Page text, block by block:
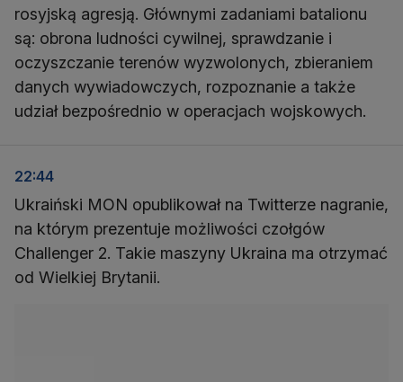
rosyjską agresją. Głównymi zadaniami batalionu
są: obrona ludności cywilnej, sprawdzanie i
oczyszczanie terenów wyzwolonych, zbieraniem
danych wywiadowczych, rozpoznanie a także
udział bezpośrednio w operacjach wojskowych.
22:44
Ukraiński MON opublikował na Twitterze nagranie,
na którym prezentuje możliwości czołgów
Challenger 2. Takie maszyny Ukraina ma otrzymać
od Wielkiej Brytanii.